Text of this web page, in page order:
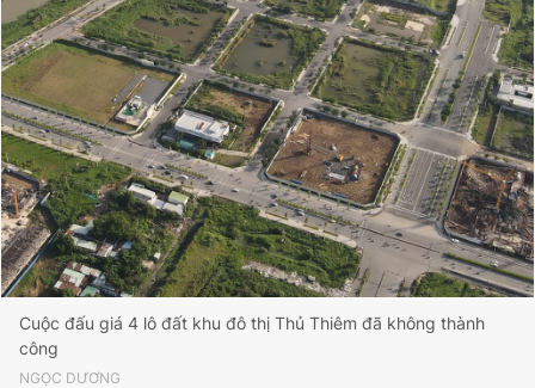
Cuộc đấu giá 4 lô đất khu đô thị Thủ Thiêm đã không thành
công
NGỌC DƯƠNG